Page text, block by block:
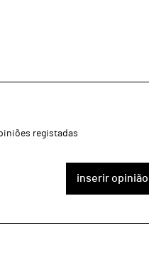
registadas
inserir opinião